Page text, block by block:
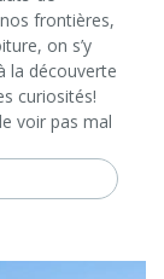
frontières,
on s’y
la découverte
curiosités!
voir pas mal